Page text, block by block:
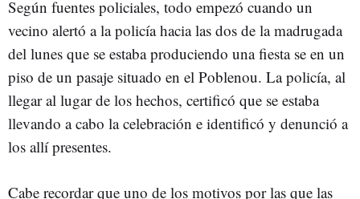
Según fuentes policiales, todo empezó cuando un
vecino alertó a la policía hacia las dos de la madrugada
del lunes que se estaba produciendo una fiesta se en un
piso de un pasaje situado en el Poblenou. La policía, al
llegar al lugar de los hechos, certificó que se estaba
llevando a cabo la celebración e identificó y denunció a
los allí presentes.
Cabe recordar que uno de los motivos por las que las